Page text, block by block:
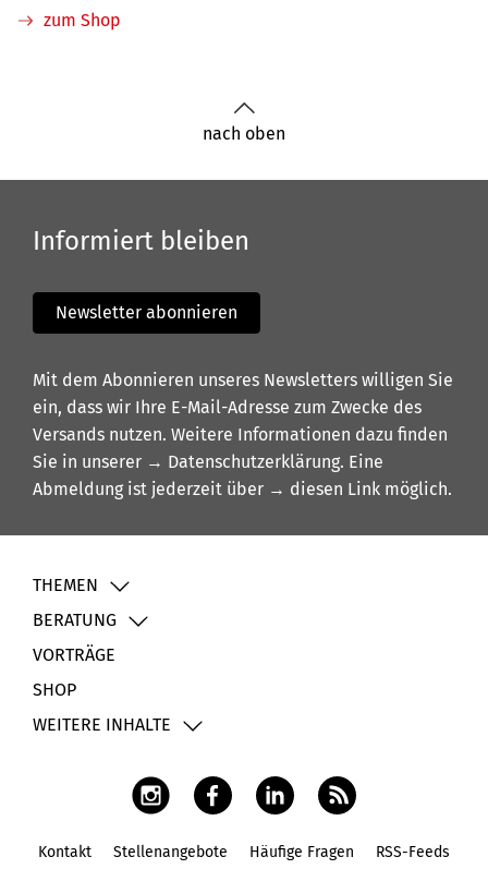
zum Shop
nach oben
Informiert bleiben
Newsletter abonnieren
Mit dem Abonnieren unseres Newsletters willigen Sie
ein, dass wir Ihre E-Mail-Adresse zum Zwecke des
Versands nutzen. Weitere Informationen dazu finden
Sie in unserer → Datenschutzerklärung. Eine
Abmeldung ist jederzeit über → diesen Link möglich.
THEMEN
BERATUNG
VORTRÄGE
SHOP
WEITERE INHALTE
Kontakt Stellenangebote Häufige Fragen RSS-Feeds